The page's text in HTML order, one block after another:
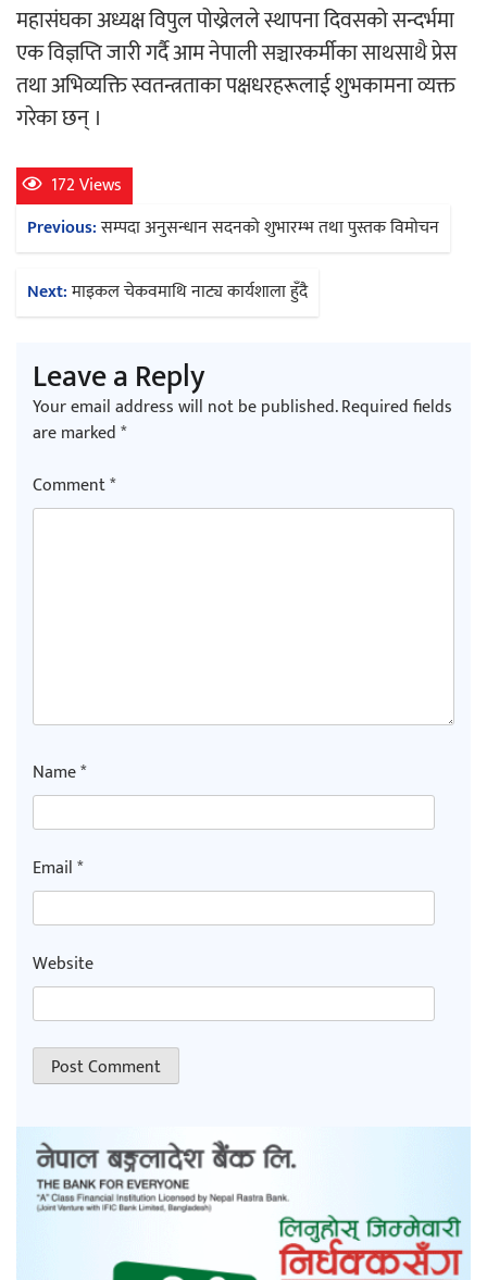
अर्जुन चन्द्रको ‘संवेदनाका प्रतिध्वनि’
मुक्तकसङ्ग्रह लोकार्पण
चलचित्र ‘माया भनेकै यस्तो होला’को शीर्ष गीत
सार्वजनिक
महासंघका अध्यक्ष विपुल पोख्रेलले स्थापना दिवसको सन्दर्भमा
एक विज्ञप्ति जारी गर्दै आम नेपाली सञ्चारकर्मीका साथसाथै प्रेस
तथा अभिव्यक्ति स्वतन्त्रताका पक्षधरहरूलाई शुभकामना व्यक्त
गरेका छन् ।
172 Views
Post
navigation
Previous:सम्पदा अनुसन्धान सदनको शुभारम्भ तथा पुस्तक विमोचन
Next:माइकल चेकवमाथि नाट्य कार्यशाला हुँदै
Leave a Reply
Your email address will not be published.Required fields
are marked*
Comment*
Name*
Email*
Website